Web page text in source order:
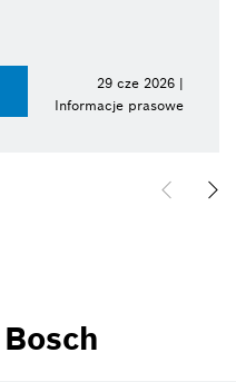
29 cze 2026 |
Informacje prasowe